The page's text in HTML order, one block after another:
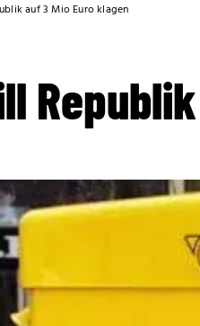
auf 3 Mio Euro klagen